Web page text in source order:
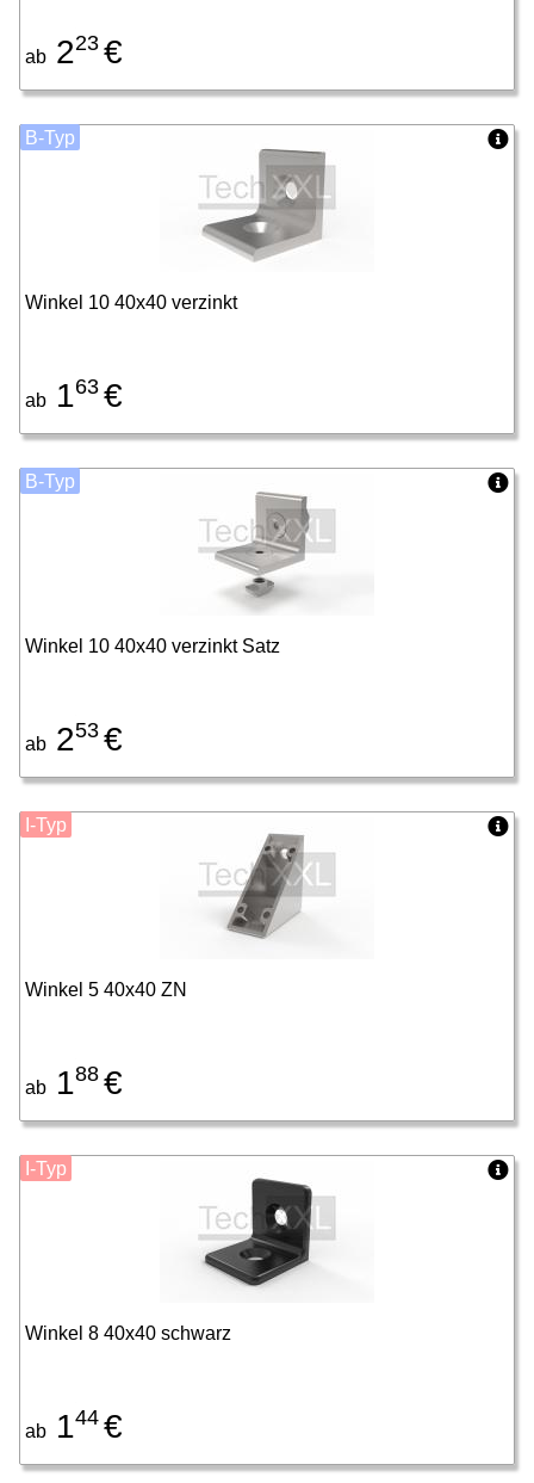
ab 223 €
Winkel 10 40x40 verzinkt
ab 163 €
B-Typ
Winkel 10 40x40 verzinkt Satz
ab 253 €
B-Typ
Winkel 5 40x40 ZN
ab 188 €
I-Typ
Winkel 8 40x40 schwarz
ab 144 €
I-Typ